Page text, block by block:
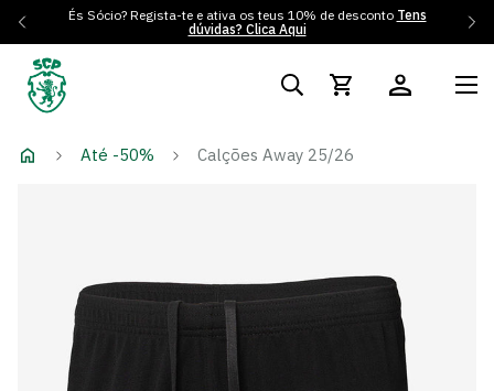
És Sócio? Regista-te e ativa os teus 10% de desconto Tens
dúvidas? Clica Aqui
Até -50% Calções Away 25/26